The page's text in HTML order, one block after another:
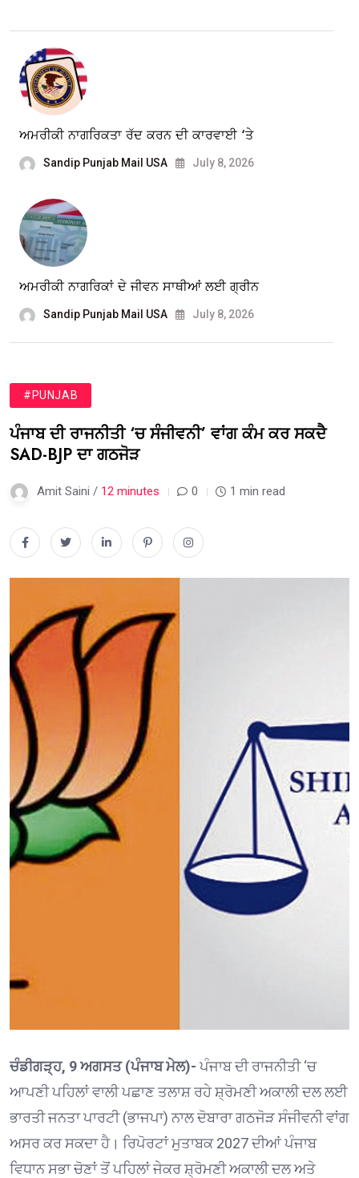
ਅਮਰੀਕੀ ਨਾਗਰਿਕਤਾ ਰੱਦ ਕਰਨ ਦੀ ਕਾਰਵਾਈ ‘ਤੇ
Sandip Punjab Mail USA July 8, 2026
ਅਮਰੀਕੀ ਨਾਗਰਿਕਾਂ ਦੇ ਜੀਵਨ ਸਾਥੀਆਂ ਲਈ ਗ੍ਰੀਨ
Sandip Punjab Mail USA July 8, 2026
#PUNJAB
ਪੰਜਾਬ ਦੀ ਰਾਜਨੀਤੀ ‘ਚ ਸੰਜੀਵਨੀ’ ਵਾਂਗ ਕੰਮ ਕਰ ਸਕਦੈ
SAD-BJP ਦਾ ਗਠਜੋੜ
Amit Saini / 12 minutes 0 1 min read
ਚੰਡੀਗੜ੍ਹ, 9 ਅਗਸਤ (ਪੰਜਾਬ ਮੇਲ)- ਪੰਜਾਬ ਦੀ ਰਾਜਨੀਤੀ ‘ਚ
ਆਪਣੀ ਪਹਿਲਾਂ ਵਾਲੀ ਪਛਾਣ ਤਲਾਸ਼ ਰਹੇ ਸ਼੍ਰੋਮਣੀ ਅਕਾਲੀ ਦਲ ਲਈ
ਭਾਰਤੀ ਜਨਤਾ ਪਾਰਟੀ (ਭਾਜਪਾ) ਨਾਲ ਦੋਬਾਰਾ ਗਠਜੋੜ ਸੰਜੀਵਨੀ ਵਾਂਗ
ਅਸਰ ਕਰ ਸਕਦਾ ਹੈ। ਰਿਪੋਰਟਾਂ ਮੁਤਾਬਕ 2027 ਦੀਆਂ ਪੰਜਾਬ
ਵਿਧਾਨ ਸਭਾ ਚੋਣਾਂ ਤੋਂ ਪਹਿਲਾਂ ਜੇਕਰ ਸ਼੍ਰੋਮਣੀ ਅਕਾਲੀ ਦਲ ਅਤੇ